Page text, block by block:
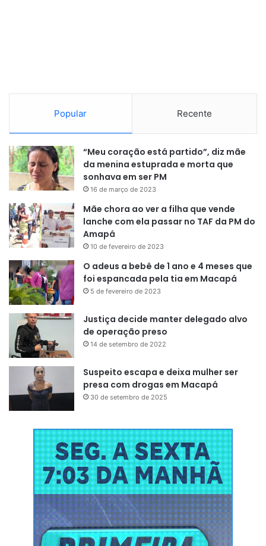
Popular Recente
“Meu coração está partido”, diz mãe
da menina estuprada e morta que
sonhava em ser PM
16 de março de 2023
Mãe chora ao ver a filha que vende
lanche com ela passar no TAF da PM do
Amapá
10 de fevereiro de 2023
O adeus a bebê de 1 ano e 4 meses que
foi espancada pela tia em Macapá
5 de fevereiro de 2023
Justiça decide manter delegado alvo
de operação preso
14 de setembro de 2022
Suspeito escapa e deixa mulher ser
presa com drogas em Macapá
30 de setembro de 2025